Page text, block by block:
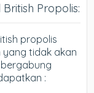
Propolis:
propolis
tidak akan
: